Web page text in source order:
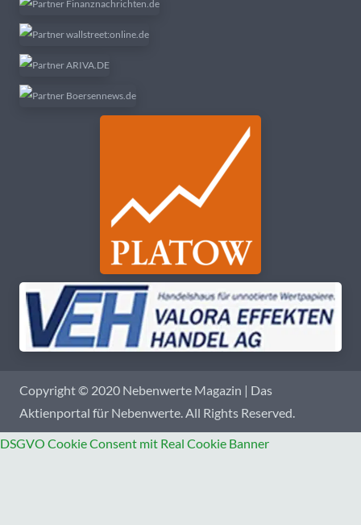
Copyright © 2020 Nebenwerte Magazin | Das
Aktienportal für Nebenwerte. All Rights Reserved.
DSGVO Cookie Consent mit Real Cookie Banner